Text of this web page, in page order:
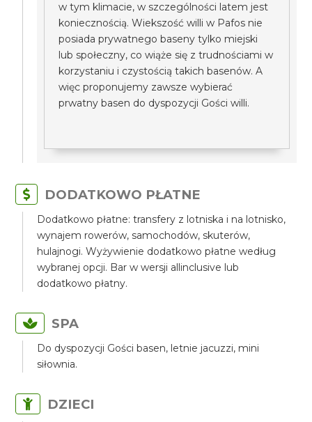
w tym klimacie, w szczególności latem jest
koniecznością. Wiekszość willi w Pafos nie
posiada prywatnego baseny tylko miejski
lub społeczny, co wiąże się z trudnościami w
korzystaniu i czystością takich basenów. A
więc proponujemy zawsze wybierać
prwatny basen do dyspozycji Gości willi.
DODATKOWO PŁATNE
Dodatkowo płatne: transfery z lotniska i na lotnisko,
wynajem rowerów, samochodów, skuterów,
hulajnogi. Wyżywienie dodatkowo płatne według
wybranej opcji. Bar w wersji allinclusive lub
dodatkowo płatny.
SPA
Do dyspozycji Gości basen, letnie jacuzzi, mini
siłownia.
DZIECI